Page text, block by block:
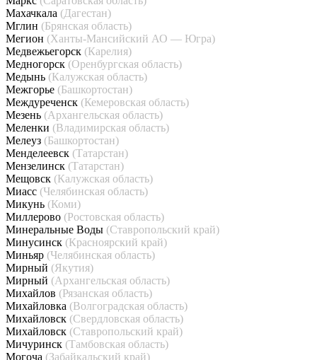
Махачкала (Дагестан)
Мглин (Брянская область)
Мегион (Ханты-Мансийский АО — Югра)
Медвежьегорск (Карелия)
Медногорск (Оренбургская область)
Медынь (Калужская область)
Межгорье (Башкортостан)
Междуреченск (Кемеровская область)
Мезень (Архангельская область)
Меленки (Владимирская область)
Мелеуз (Башкортостан)
Менделеевск (Татарстан)
Мензелинск (Татарстан)
Мещовск (Калужская область)
Миасс (Челябинская область)
Микунь (Коми)
Миллерово (Ростовская область)
Минеральные Воды (Ставропольский край)
Минусинск (Красноярский край)
Миньяр (Челябинская область)
Мирный (Якутия)
Мирный (Архангельская область)
Михайлов (Рязанская область)
Михайловка (Волгоградская область)
Михайловск (Свердловская область)
Михайловск (Ставропольский край)
Мичуринск (Тамбовская область)
Могоча (Забайкальский край)